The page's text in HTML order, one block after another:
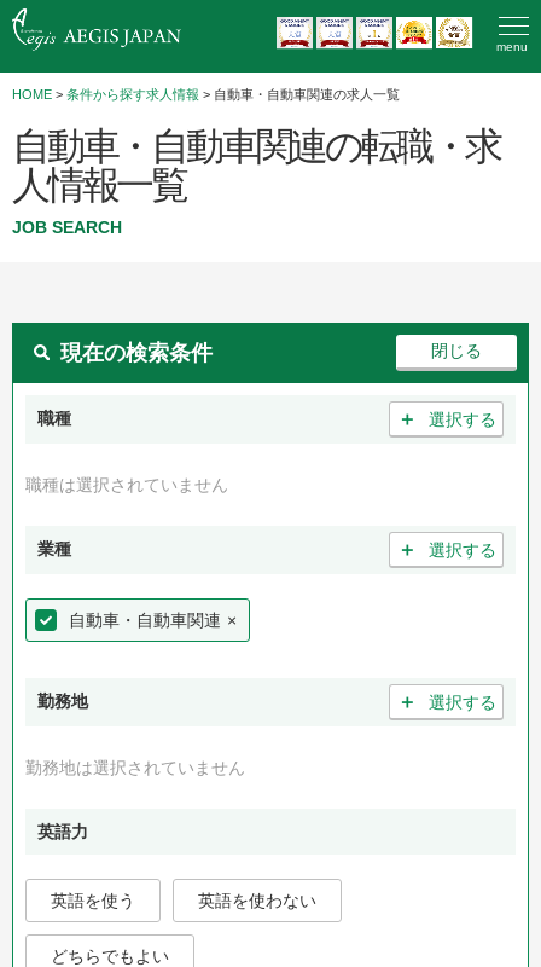
menu
HOME > 条件から探す求人情報 > 自動車・自動車関連の求人一覧
自動車・自動車関連の転職・求
人情報一覧
JOB SEARCH
現在の検索条件
職種 ＋ 選択する
職種は選択されていません
業種 ＋ 選択する
自動車・自動車関連 ×
勤務地 ＋ 選択する
勤務地は選択されていません
英語力
英語を使う 英語を使わない
どちらでもよい